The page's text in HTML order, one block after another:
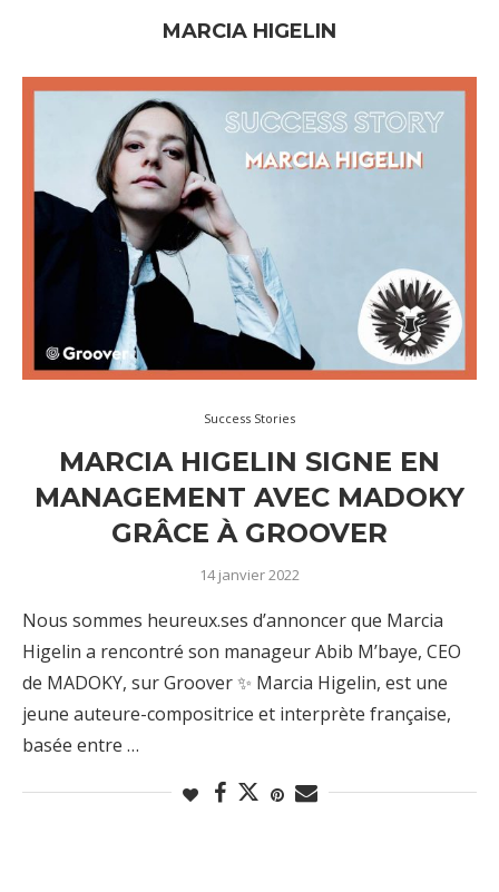
MARCIA HIGELIN
Success Stories
MARCIA HIGELIN SIGNE EN
MANAGEMENT AVEC MADOKY
GRÂCE À GROOVER
14 janvier 2022
Nous sommes heureux.ses d’annoncer que Marcia
Higelin a rencontré son manageur Abib M’baye, CEO
de MADOKY, sur Groover ✨ Marcia Higelin, est une
jeune auteure-compositrice et interprète française,
basée entre …